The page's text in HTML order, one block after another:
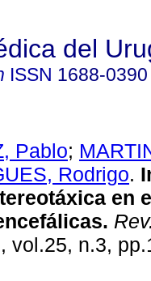
del
ISSN 1688-0390
Pablo;
Rodrigo.
en
.
vol.25, n.3,